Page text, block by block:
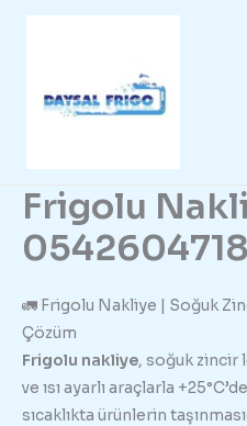
İçeriğe
Frigolu
🚛 Frigolu Nakliye | Soğuk
Çözüm
Frigolu nakliye, soğuk zincir
ve ısı ayarlı araçlarla
sıcaklıkta ürünlerin